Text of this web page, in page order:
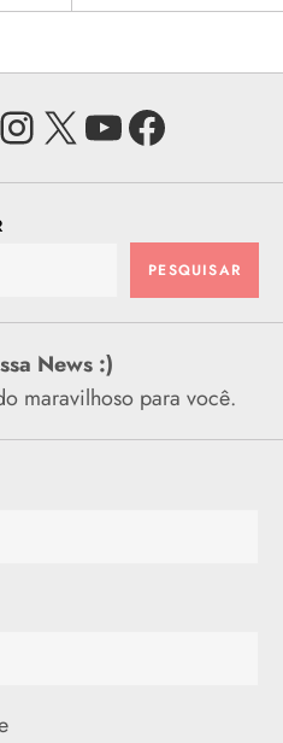
Instagram
X Youtube
PESQUISAR
News :)
maravilhoso para você.